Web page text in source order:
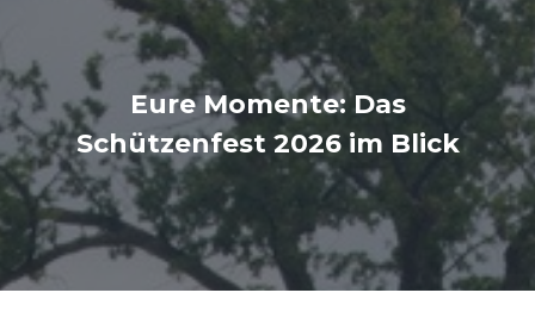
Eure Momente: Das
Schützenfest 2026 im Blick